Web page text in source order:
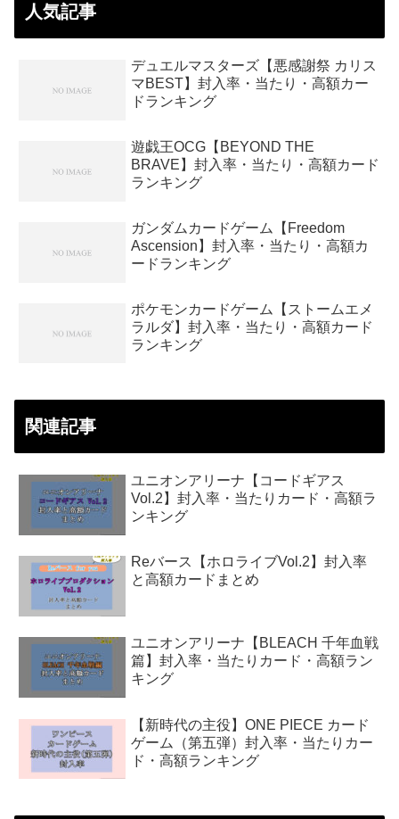
人気記事
デュエルマスターズ【悪感謝祭 カリス
マBEST】封入率・当たり・高額カー
ドランキング
遊戯王OCG【BEYOND THE
BRAVE】封入率・当たり・高額カード
ランキング
ガンダムカードゲーム【Freedom
Ascension】封入率・当たり・高額カ
ードランキング
ポケモンカードゲーム【ストームエメ
ラルダ】封入率・当たり・高額カード
ランキング
関連記事
ユニオンアリーナ【コードギアス
Vol.2】封入率・当たりカード・高額ラ
ンキング
Reバース【ホロライブVol.2】封入率
と高額カードまとめ
ユニオンアリーナ【BLEACH 千年血戦
篇】封入率・当たりカード・高額ラン
キング
【新時代の主役】ONE PIECE カード
ゲーム（第五弾）封入率・当たりカー
ド・高額ランキング